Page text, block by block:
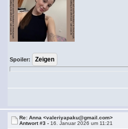
Spoiler:
Re: Anna <valeriyapaku@gmail.com>
Antwort #3 - 16. Januar 2026 um 11:21